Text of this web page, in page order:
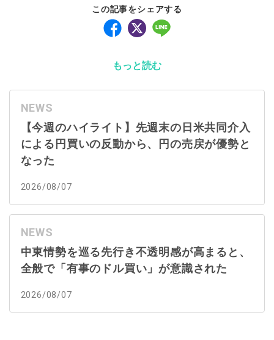
この記事をシェアする
もっと読む
NEWS
【今週のハイライト】先週末の日米共同介入
による円買いの反動から、円の売戻が優勢と
なった
2026/08/07
NEWS
中東情勢を巡る先行き不透明感が高まると、
全般で「有事のドル買い」が意識された
2026/08/07